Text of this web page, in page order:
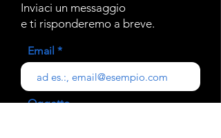
Inviaci un messaggio
e ti risponderemo a breve.
Email
Oggetto